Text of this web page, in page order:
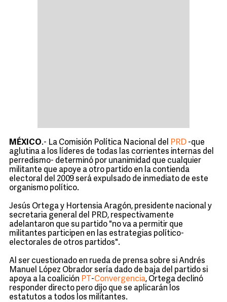
MÉXICO.- La Comisión Política Nacional del PRD -que
aglutina a los líderes de todas las corrientes internas del
perredismo- determinó por unanimidad que cualquier
militante que apoye a otro partido en la contienda
electoral del 2009 será expulsado de inmediato de este
organismo político.
Jesús Ortega y Hortensia Aragón, presidente nacional y
secretaria general del PRD, respectivamente
adelantaron que su partido "no va a permitir que
militantes participen en las estrategias político-
electorales de otros partidos".
Al ser cuestionado en rueda de prensa sobre si Andrés
Manuel López Obrador sería dado de baja del partido si
apoya a la coalición PT -Convergencia, Ortega declinó
responder directo pero dijo que se aplicarán los
estatutos a todos los militantes.